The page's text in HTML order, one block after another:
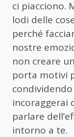
ci piacciono.
lodi delle
perché
nostre
non creare
porta motivi
incoraggerai
parlare
intorno a te.